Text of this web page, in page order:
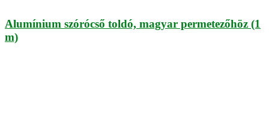
Alumínium szórócső toldó, magyar permetezőhöz (1
m)